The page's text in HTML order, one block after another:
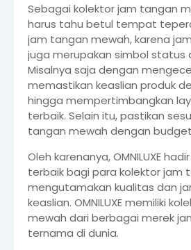
Sebagai kolektor jam tangan
harus tahu betul tempat
jam tangan mewah, karena
juga merupakan simbol status
Misalnya saja dengan
memastikan keaslian produk
hingga mempertimbangkan
terbaik. Selain itu, pastikan
tangan mewah dengan
Oleh karenanya, OMNILUXE
terbaik bagi para kolektor jam
mengutamakan kualitas dan
keaslian. OMNILUXE memiliki
mewah dari berbagai merek
ternama di dunia.